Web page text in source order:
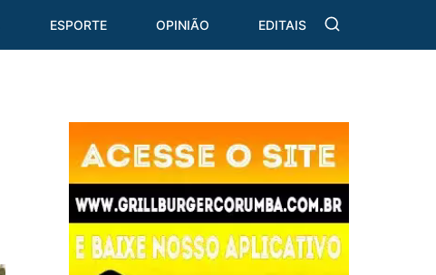
ESPORTE OPINIÃO EDITAIS